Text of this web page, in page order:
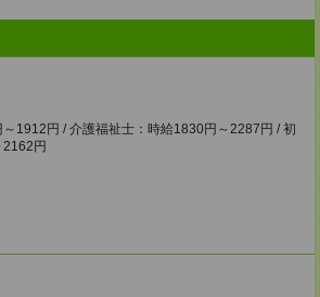
1912円 / 介護福祉士：時給1830円～2287円 / 初
円